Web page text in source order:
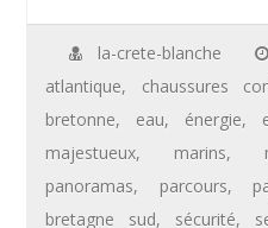
la-crete-blanche
atlantique, chaussures
bretonne, eau, énergie,
majestueux, marins,
panoramas, parcours,
bretagne sud, sécurité,